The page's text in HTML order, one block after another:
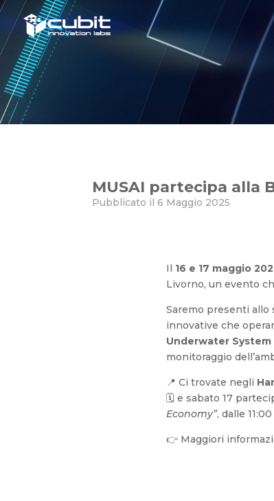
MUSAI partecipa alla
MUSAI partecipa alla
Pubblicato il 6 Maggio 2025
Il 16 e 17 maggio
Livorno, un evento
Saremo presenti allo
innovative che
Underwater
monitoraggio
📍 Ci trovate negli
🗓 e sabato 17
Economy”, dalle
👉 Maggiori